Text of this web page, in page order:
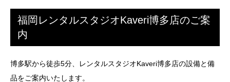
福岡レンタルスタジオKaveri博多店のご案
内
博多駅から徒歩5分、レンタルスタジオKaveri博多店の設備と備
品をご案内いたします。